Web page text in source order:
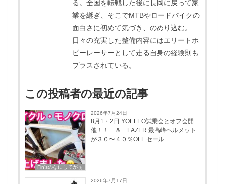
る。全国を転戦した後に長岡に戻って家
業を継ぎ、そこでMTBやロードバイクの
面白さに初めて気づき、のめり込む。
日々の充実した整備内容にはエリートホ
ビーレーサーとして走る自身の経験則も
プラスされている。
この投稿者の最近の記事
Fin'sのなにしてがぁ
2026年7月24日
8月1・2日 YOELEO試乗会とオフ会開
催！！ ＆ LAZER 最高峰ヘルメット
が３０〜４０％OFF セール
2026年7月17日